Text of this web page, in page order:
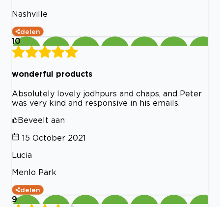
Nashville
delen
10
wonderful products
Absolutely lovely jodhpurs and chaps, and Peter
was very kind and responsive in his emails.
Beveelt aan
15 October 2021
Lucia
Menlo Park
delen
9